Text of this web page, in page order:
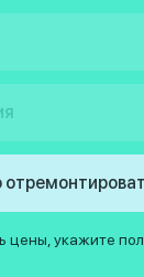
цены, укажите